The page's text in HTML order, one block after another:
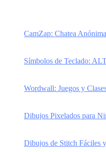
CamZap: Chatea
Símbolos de Teclado:
Wordwall: Juegos y
Dibujos Pixelados para
Dibujos de Stitch Fáciles